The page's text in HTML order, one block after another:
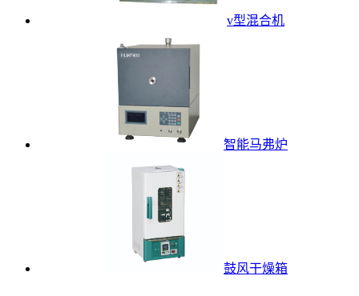
v型混合机
智能马弗炉
鼓风干燥箱